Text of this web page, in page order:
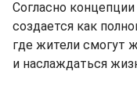
Согласно концепции
создается как
где жители смогут
и наслаждаться